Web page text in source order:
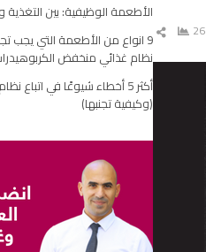
26
شارك
المقال
الأطعمة الوظيفية: بين
9 انواع من الأطعمة التي يجب
نظام غذائي منخفض
أكثر 5 أخطاء شيوعًا في
(وكيفية تجنبها)